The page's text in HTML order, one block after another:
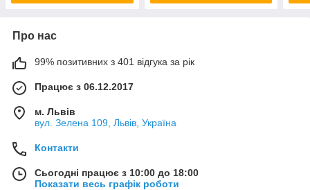
Про нас
99% позитивних з 401 відгука за рік
Працює з 06.12.2017
м. Львів
вул. Зелена 109, Львів, Україна
Контакти
Сьогодні працює з 10:00 до 18:00
Показати весь графік роботи